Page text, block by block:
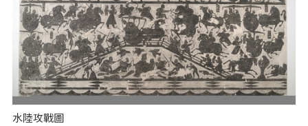
水陸攻戰圖